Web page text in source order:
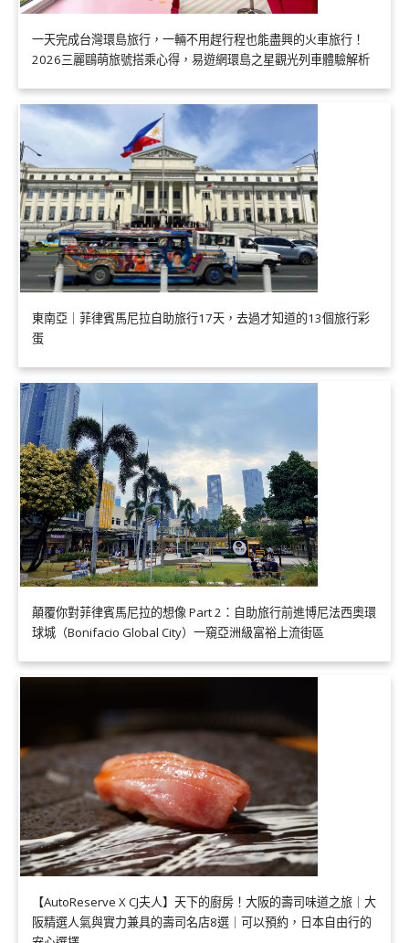
一天完成台灣環島旅行，一輛不用趕行程也能盡興的火車旅行！
2026三麗鷗萌旅號搭乘心得，易遊網環島之星觀光列車體驗解析
東南亞｜菲律賓馬尼拉自助旅行17天，去過才知道的13個旅行彩
蛋
顛覆你對菲律賓馬尼拉的想像 Part 2：自助旅行前進博尼法西奧環
球城（Bonifacio Global City）一窺亞洲級富裕上流街區
【AutoReserve X CJ夫人】天下的廚房！大阪的壽司味道之旅｜大
阪精選人氣與實力兼具的壽司名店8選｜可以預約，日本自由行的